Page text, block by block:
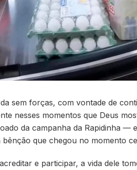
sem forças, com vontade de
nesses momentos que Deus
da campanha da Rapidinha —
que chegou no momento
e participar, a vida dele